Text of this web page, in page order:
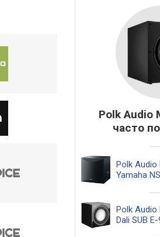
Polk Audio
часто
Yamaha
Dali SUB